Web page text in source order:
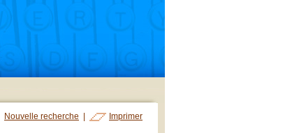
Nouvelle recherche Imprimer